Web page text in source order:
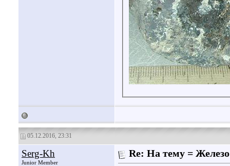
05.12.2016, 23:31
Serg-Kh
Junior Member
Re: На тему =